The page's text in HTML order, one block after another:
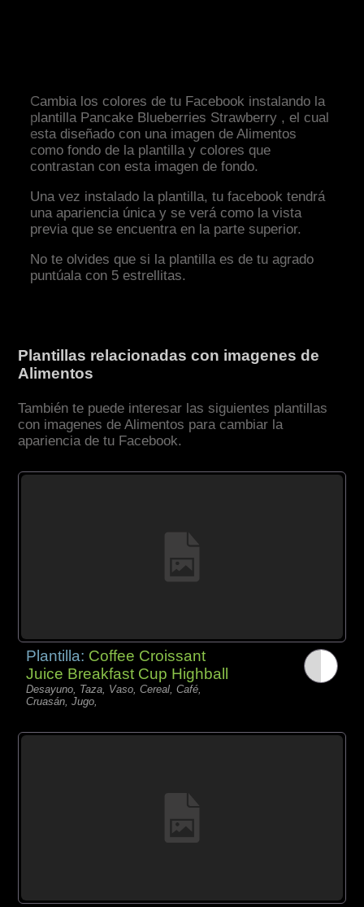
Cambia los colores de tu Facebook instalando la
plantilla Pancake Blueberries Strawberry , el cual
esta diseñado con una imagen de Alimentos
como fondo de la plantilla y colores que
contrastan con esta imagen de fondo.
Una vez instalado la plantilla, tu facebook tendrá
una apariencia única y se verá como la vista
previa que se encuentra en la parte superior.
No te olvides que si la plantilla es de tu agrado
puntúala con 5 estrellitas.
Plantillas relacionadas con imagenes de
Alimentos
También te puede interesar las siguientes plantillas
con imagenes de Alimentos para cambiar la
apariencia de tu Facebook.
Plantilla: Coffee Croissant
Juice Breakfast Cup Highball
Desayuno, Taza, Vaso, Cereal, Café,
Cruasán, Jugo,